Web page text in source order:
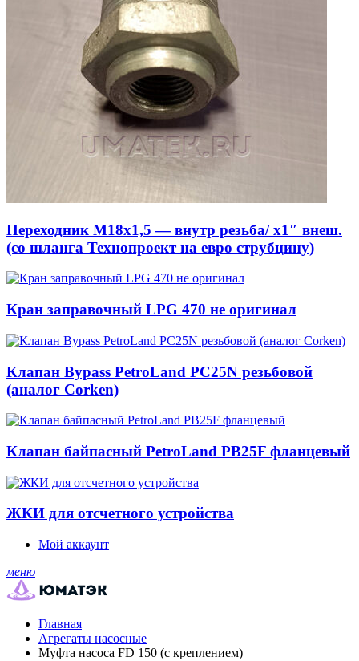
Переходник М18х1,5 — внутр резьба/ x1″ внеш.
(со шланга Технопроект на евро струбцину)
Кран заправочный LPG 470 не оригинал
Клапан Bypass PetroLand PС25N резьбовой
(аналог Corken)
Клапан байпасный PetroLand PB25F фланцевый
ЖКИ для отсчетного устройства
Мой аккаунт
меню
Главная
Агрегаты насосные
Муфта насоса FD 150 (с креплением)